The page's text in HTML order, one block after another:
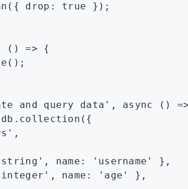
({ drop : true });
() => {
();
and query data' , async ()
db .collection ({
,
, name : 'username' } ,
, name : 'age' } ,